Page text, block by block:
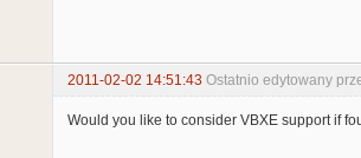
2011-02-02 14:51:43 Ostatnio edytowany
Would you like to consider VBXE support if